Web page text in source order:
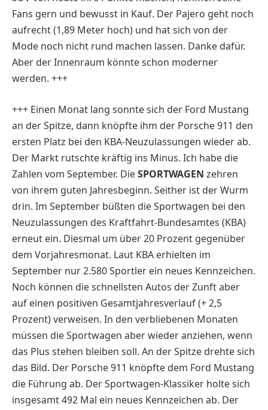
Fans gern und bewusst in Kauf. Der Pajero geht noch
aufrecht (1,89 Meter hoch) und hat sich von der
Mode noch nicht rund machen lassen. Danke dafür.
Aber der Innenraum könnte schon moderner
werden. +++
+++ Einen Monat lang sonnte sich der Ford Mustang
an der Spitze, dann knöpfte ihm der Porsche 911 den
ersten Platz bei den KBA-Neuzulassungen wieder ab.
Der Markt rutschte kräftig ins Minus. Ich habe die
Zahlen vom September. DieSPORTWAGEN zehren
von ihrem guten Jahresbeginn. Seither ist der Wurm
drin. Im September büßten die Sportwagen bei den
Neuzulassungen des Kraftfahrt-Bundesamtes (KBA)
erneut ein. Diesmal um über 20 Prozent gegenüber
dem Vorjahresmonat. Laut KBA erhielten im
September nur 2.580 Sportler ein neues Kennzeichen.
Noch können die schnellsten Autos der Zunft aber
auf einen positiven Gesamtjahresverlauf (+ 2,5
Prozent) verweisen. In den verbliebenen Monaten
müssen die Sportwagen aber wieder anziehen, wenn
das Plus stehen bleiben soll. An der Spitze drehte sich
das Bild. Der Porsche 911 knöpfte dem Ford Mustang
die Führung ab. Der Sportwagen-Klassiker holte sich
insgesamt 492 Mal ein neues Kennzeichen ab. Der